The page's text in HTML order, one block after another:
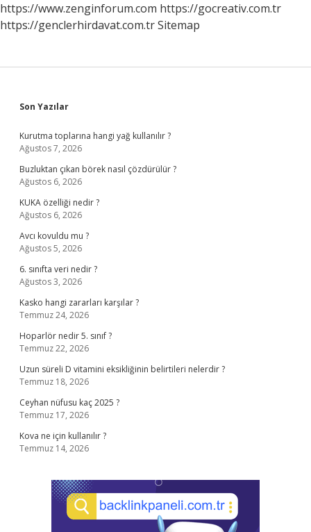
https://www.zenginforum.com https://gocreativ.com.tr
https://genclerhirdavat.com.trSitemap
Sidebar
Son Yazılar
Kurutma toplarına hangi yağ kullanılır ?
Ağustos 7, 2026
Buzluktan çıkan börek nasıl çözdürülür ?
Ağustos 6, 2026
KUKA özelliği nedir ?
Ağustos 6, 2026
Avcı kovuldu mu ?
Ağustos 5, 2026
6. sınıfta veri nedir ?
Ağustos 3, 2026
Kasko hangi zararları karşılar ?
Temmuz 24, 2026
Hoparlör nedir 5. sınıf ?
Temmuz 22, 2026
Uzun süreli D vitamini eksikliğinin belirtileri nelerdir ?
Temmuz 18, 2026
Ceyhan nüfusu kaç 2025 ?
Temmuz 17, 2026
Kova ne için kullanılır ?
Temmuz 14, 2026